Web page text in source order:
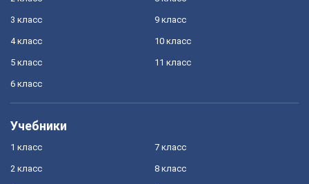
3 класс
4 класс
5 класс
6 класс
9 класс
10 класс
11 класс
Учебники
1 класс
2 класс
7 класс
8 класс